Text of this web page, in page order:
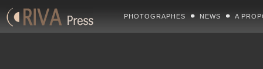
PHOTOGRAPHES NEWS A